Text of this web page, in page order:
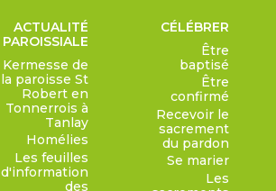
ACTUALITÉ
PAROISSIALE
Kermesse de
la paroisse St
Robert en
Tonnerrois à
Tanlay
Homélies
Les feuilles
d'information
des
CÉLÉBRER
Être
baptisé
Être
confirmé
Recevoir le
sacrement
du pardon
Se marier
Les